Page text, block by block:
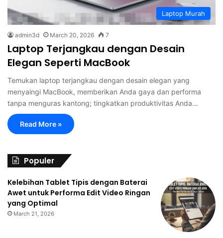
Laptop Murah
admin3d March 20, 2026 7
Laptop Terjangkau dengan Desain
Elegan Seperti MacBook
Temukan laptop terjangkau dengan desain elegan yang
menyaingi MacBook, memberikan Anda gaya dan performa
tanpa menguras kantong; tingkatkan produktivitas Anda…
Read More »
Populer
Kelebihan Tablet Tipis dengan Baterai
Awet untuk Performa Edit Video Ringan
yang Optimal
March 21, 2026